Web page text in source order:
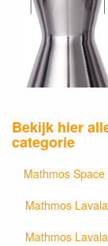
Bekijk hier
categorie
Mathmos
Mathmos
Mathmos